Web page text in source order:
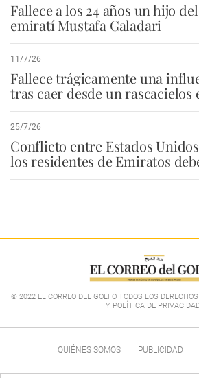
Fallece a los 24 años un hijo
emiratí Mustafa Galadari
11/7/26
Fallece trágicamente una
tras caer desde un rascacielos
25/7/26
Conflicto entre Estados
los residentes de Emiratos
© 2022 EL CORREO DEL GOLFO TODOS LOS
Y POLÍTICA DE PRIVACIDAD
QUIÉNES SOMOS PUBLICIDAD